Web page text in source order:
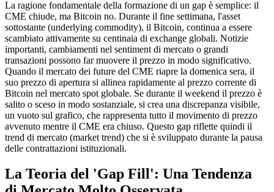
La ragione fondamentale della formazione di un gap è semplice: il
CME chiude, ma Bitcoin no. Durante il fine settimana, l'asset
sottostante (underlying commodity), il Bitcoin, continua a essere
scambiato attivamente su centinaia di exchange globali. Notizie
importanti, cambiamenti nel sentiment di mercato o grandi
transazioni possono far muovere il prezzo in modo significativo.
Quando il mercato dei future del CME riapre la domenica sera, il
suo prezzo di apertura si allinea rapidamente al prezzo corrente di
Bitcoin nel mercato spot globale. Se durante il weekend il prezzo è
salito o sceso in modo sostanziale, si crea una discrepanza visibile,
un vuoto sul grafico, che rappresenta tutto il movimento di prezzo
avvenuto mentre il CME era chiuso. Questo gap riflette quindi il
trend di mercato (market trend) che si è sviluppato durante la pausa
delle contrattazioni istituzionali.
La Teoria del 'Gap Fill': Una Tendenza